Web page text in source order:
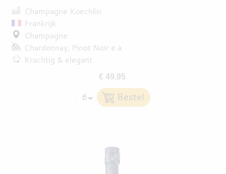
Champagne Koechlin
Frankrijk
Champagne
Chardonnay Pinot Noir e.a.
Krachtig & elegant
€ 49,95